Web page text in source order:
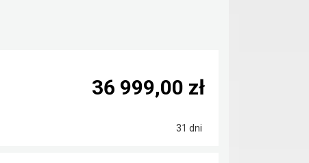
31 dni
36 999,00 zł